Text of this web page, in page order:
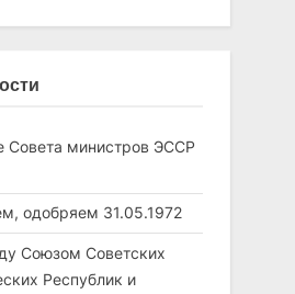
Совета министров ЭССР
одобряем 31.05.1972
Союзом Советских
Республик и